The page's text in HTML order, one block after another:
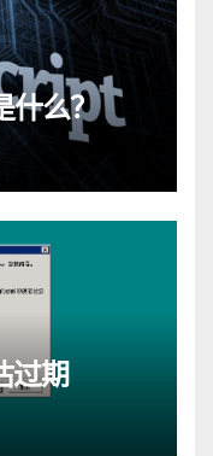
什么？
过期